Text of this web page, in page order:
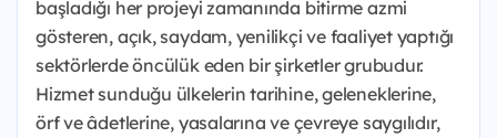
başladığı her projeyi zamanında bitirme azmi
gösteren, açık, saydam, yenilikçi ve faaliyet yaptığı
sektörlerde öncülük eden bir şirketler grubudur.
Hizmet sunduğu ülkelerin tarihine, geleneklerine,
örf ve âdetlerine, yasalarına ve çevreye saygılıdır,